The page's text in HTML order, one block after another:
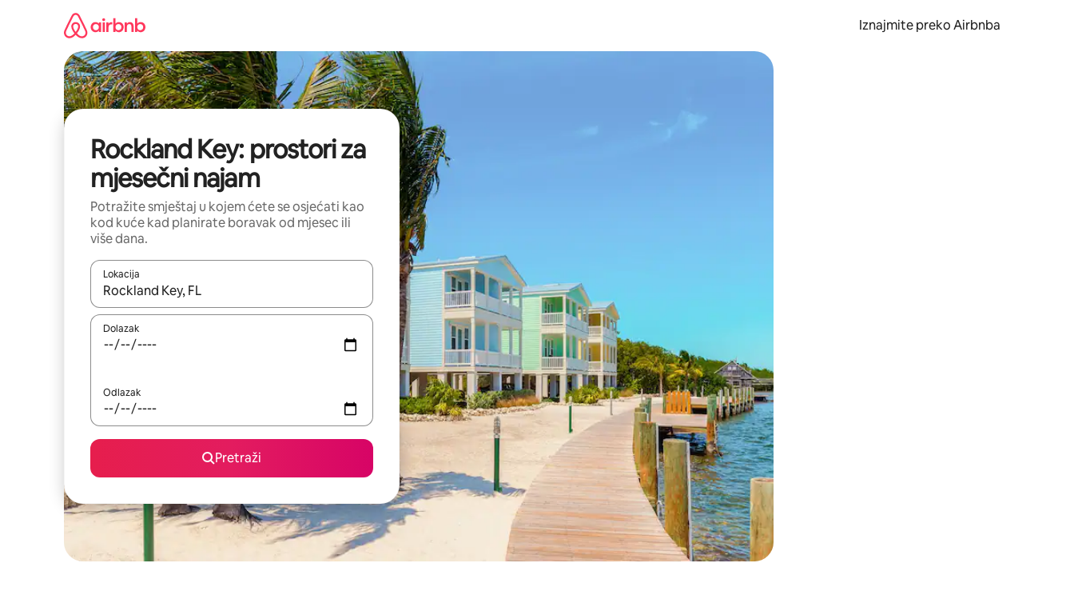
Iznajmite preko Airbnba
Rockland Key: prostori za
mjesečni najam
Potražite smještaj u kojem ćete se osjećati kao
kod kuće kad planirate boravak od mjesec ili
više dana.
Lokacija
Kada budu dostupni rezultati, moći ćete ih pregledati koristeći se strelicama prema gore i prema dolje, kao i dodirom ili prelaskom prstom po zaslonu.
Dolazak
Odlazak
Pretraži